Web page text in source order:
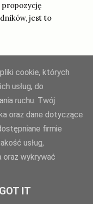
propozycję
jest to
cookie, których
usług, do
ruchu. Twój
oraz dane dotyczące
firmie
usług,
wykrywać
GOT IT